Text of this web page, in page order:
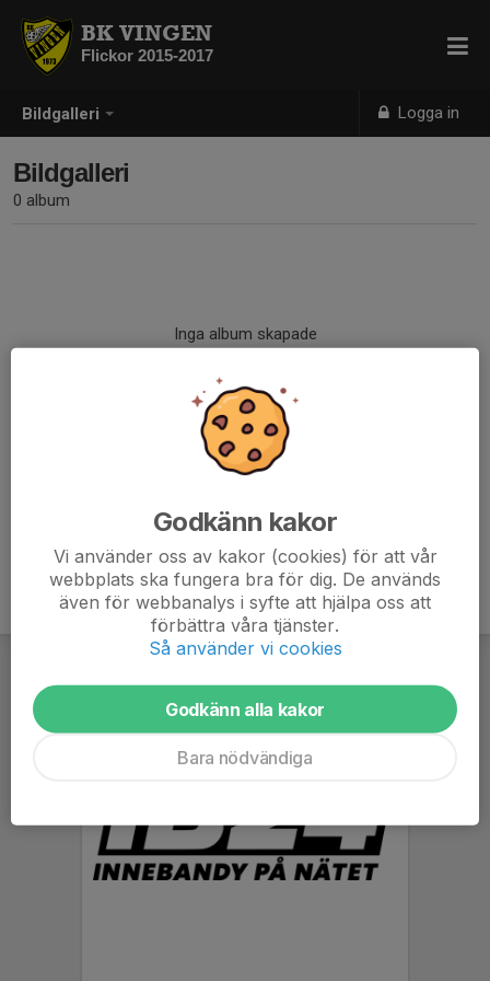
Bildgalleri Logga in
BK VINGEN
Flickor 2015-2017
Bildgalleri
0 album
Inga album skapade
Godkänn kakor
Vi använder oss av kakor (cookies) för att vår
webbplats ska fungera bra för dig. De används
även för webbanalys i syfte att hjälpa oss att
förbättra våra tjänster.
Så använder vi cookies
Godkänn alla kakor
Bara nödvändiga